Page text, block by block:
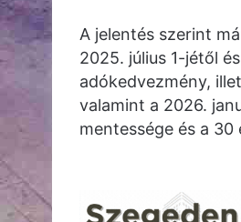
A jelentés szerint
2025. július 1-jétől
adókedvezmény,
valamint a 2026.
mentessége és a